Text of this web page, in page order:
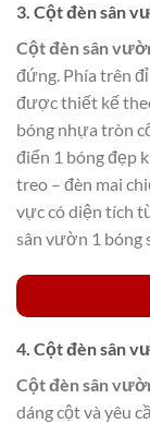
3. Cột đèn sân
Cột đèn sân
đứng. Phía trên
được thiết kế
bóng nhựa tròn
điển 1 bóng đẹp
treo – đèn mai
vực có diện tích
sân vườn 1 bóng
4. Cột đèn sân
Cột đèn sân
dáng cột và yêu